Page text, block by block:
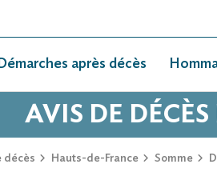
Démarches après décès
AVIS DE
décès Hauts-de-France Somme